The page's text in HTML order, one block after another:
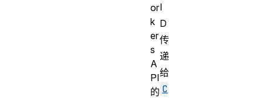
I
D
传
递
给
C
or
k
er
s
A
PI
的